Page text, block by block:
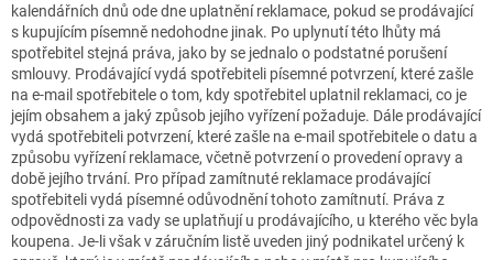
kalendářních dnů ode dne uplatnění reklamace, pokud se prodávající
s kupujícím písemně nedohodne jinak. Po uplynutí této lhůty má
spotřebitel stejná práva, jako by se jednalo o podstatné porušení
smlouvy. Prodávající vydá spotřebiteli písemné potvrzení, které zašle
na e-mail spotřebitele o tom, kdy spotřebitel uplatnil reklamaci, co je
jejím obsahem a jaký způsob jejího vyřízení požaduje. Dále prodávající
vydá spotřebiteli potvrzení, které zašle na e-mail spotřebitele o datu a
způsobu vyřízení reklamace, včetně potvrzení o provedení opravy a
době jejího trvání. Pro případ zamítnuté reklamace prodávající
spotřebiteli vydá písemné odůvodnění tohoto zamítnutí. Práva z
odpovědnosti za vady se uplatňují u prodávajícího, u kterého věc byla
koupena. Je-li však v záručním listě uveden jiný podnikatel určený k